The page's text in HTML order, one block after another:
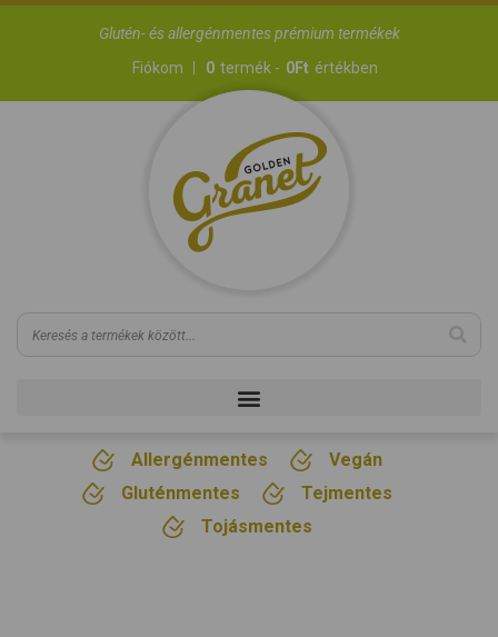
Glutén- és allergénmentes prémium termékek
Fiókom
0 termék - 0Ft értékben
Allergénmentes
Vegán
Gluténmentes
Tejmentes
Tojásmentes